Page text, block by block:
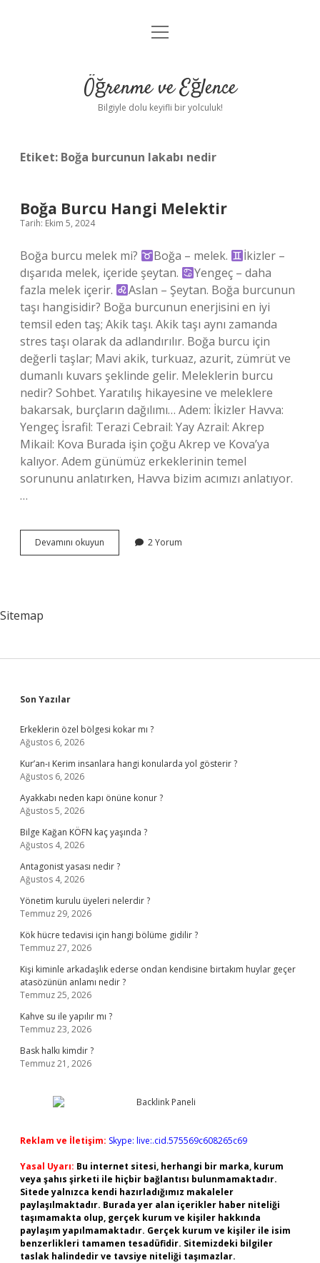
Anasayfa
Yasal Uyarı
menüyü
Öğrenme ve Eğlence
Bilgiyle dolu keyifli bir yolculuk!
Etiket: Boğa burcunun lakabı nedir
Boğa Burcu Hangi Melektir
Tarih: Ekim 5, 2024
Boğa burcu melek mi? Boğa – melek.
İkizler –
dışarıda melek, içeride şeytan.
Yengeç – daha
fazla melek içerir.
Aslan – Şeytan. Boğa burcunun
taşı hangisidir? Boğa burcunun enerjisini en iyi
temsil eden taş; Akik taşı. Akik taşı aynı zamanda
stres taşı olarak da adlandırılır. Boğa burcu için
değerli taşlar; Mavi akik, turkuaz, azurit, zümrüt ve
dumanlı kuvars şeklinde gelir. Meleklerin burcu
nedir? Sohbet. Yaratılış hikayesine ve meleklere
bakarsak, burçların dağılımı… Adem: İkizler Havva:
Yengeç İsrafil: Terazi Cebrail: Yay Azrail: Akrep
Mikail: Kova Burada işin çoğu Akrep ve Kova’ya
kalıyor. Adem günümüz erkeklerinin temel
sorununu anlatırken, Havva bizim acımızı anlatıyor.
…
Devamını okuyun
Burcu
2 Yorum
Sitemap
Sidebar
Son Yazılar
Erkeklerin özel bölgesi kokar mı ?
Ağustos 6, 2026
Kur’an-ı Kerim insanlara hangi konularda yol gösterir ?
Ağustos 6, 2026
Ayakkabı neden kapı önüne konur ?
Ağustos 5, 2026
Bilge Kağan KÖFN kaç yaşında ?
Ağustos 4, 2026
Antagonist yasası nedir ?
Ağustos 4, 2026
Yönetim kurulu üyeleri nelerdir ?
Temmuz 29, 2026
Kök hücre tedavisi için hangi bölüme gidilir ?
Temmuz 27, 2026
Kişi kiminle arkadaşlık ederse ondan kendisine birtakım huylar geçer
atasözünün anlamı nedir ?
Temmuz 25, 2026
Kahve su ile yapılır mı ?
Temmuz 23, 2026
Bask halkı kimdir ?
Temmuz 21, 2026
Reklam ve İletişim: Skype: live:.cid.575569c608265c69
Yasal Uyarı: Bu internet sitesi, herhangi bir marka, kurum
veya şahıs şirketi ile hiçbir bağlantısı bulunmamaktadır.
Sitede yalnızca kendi hazırladığımız makaleler
paylaşılmaktadır. Burada yer alan içerikler haber niteliği
taşımamakta olup, gerçek kurum ve kişiler hakkında
paylaşım yapılmamaktadır. Gerçek kurum ve kişiler ile isim
benzerlikleri tamamen tesadüfidir. Sitemizdeki bilgiler
taslak halindedir ve tavsiye niteliği taşımazlar.